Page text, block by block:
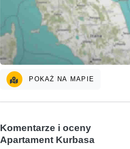
POKAŻ NA MAPIE
Komentarze i oceny
Apartament Kurbasa